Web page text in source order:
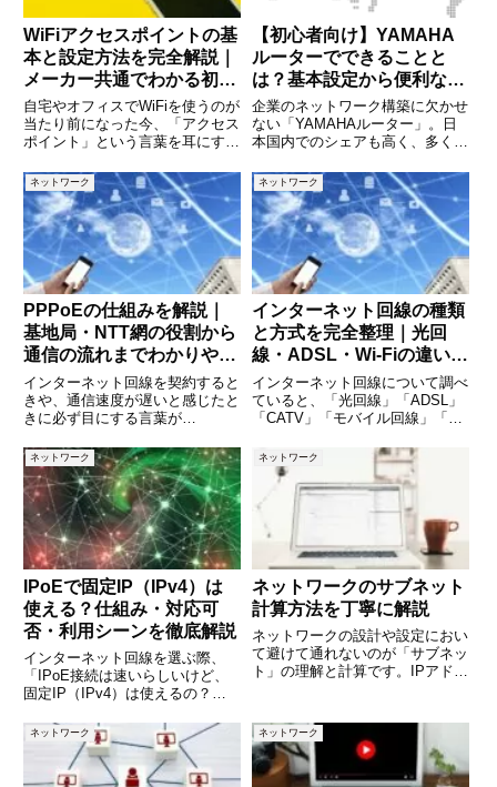
WiFiアクセスポイントの基
本と設定方法を完全解説｜
メーカー共通でわかる初心
者向けガイド
自宅やオフィスでWiFiを使うのが
当たり前になった今、「アクセス
ポイント」という言葉を耳にする
にアクセスポイントとは何なの
か、ルーターとの違いは何か、ど
う設定すればよいのかを正確に理
解している方は意外と少ないか
【初心者向け】YAMAHA
ルーターでできることと
は？基本設定から便利な機
能まで徹底解説【サンプル
コード付き】
企業のネットワーク構築に欠かせ
ない「YAMAHAルーター」。日
本国内でのシェアも高く、多くの
います。しかし、ルーター＝「イ
ンターネットに接続するだけの機
器」と思っていませんか？実は
YAMAHAルーターは、VPN
ネットワーク
PPPoEの仕組みを解説｜
基地局・NTT網の役割から
通信の流れまでわかりやす
く説明
インターネット回線を契約すると
きや、通信速度が遅いと感じたと
きに必ず目にする言葉が
画面やルーターの管理画面で見か
けるものの、「結局どういう仕組
みなのか」「基地局やNTTはどこ
で関わっているのか」を正確に理
解し
ネットワーク
インターネット回線の種類
と方式を完全整理｜光回
線・ADSL・Wi-Fiの違いが
一目でわかる解説
インターネット回線について調べ
ていると、「光回線」「ADSL」
「CATV」「モバイル回線」「ホ
「VDSL」など、さまざまな用語
が出てきます。しかし、それぞれ
が何を意味し、どう違うのかを正
しく理解できている人は多くあ
ネットワーク
IPoEで固定IP（IPv4）は
使える？仕組み・対応可
否・利用シーンを徹底解説
インターネット回線を選ぶ際、
「IPoE接続は速いらしいけど、
固定IP（IPv4）は使えるの？」
でしょうか。特に、サーバー運用
やリモートアクセス、業務システ
ムの都合で固定IPが必要な場合、
IPoEとの相性は重要な
ネットワーク
ネットワークのサブネット
計算方法を丁寧に解説
ネットワークの設計や設定におい
て避けて通れないのが「サブネッ
ト」の理解と計算です。IPアドレ
割・整理し、効率的に通信を行う
ことができます。本記事では、サ
ブネットの基本的な概念から、実
ネットワーク ネットワーク